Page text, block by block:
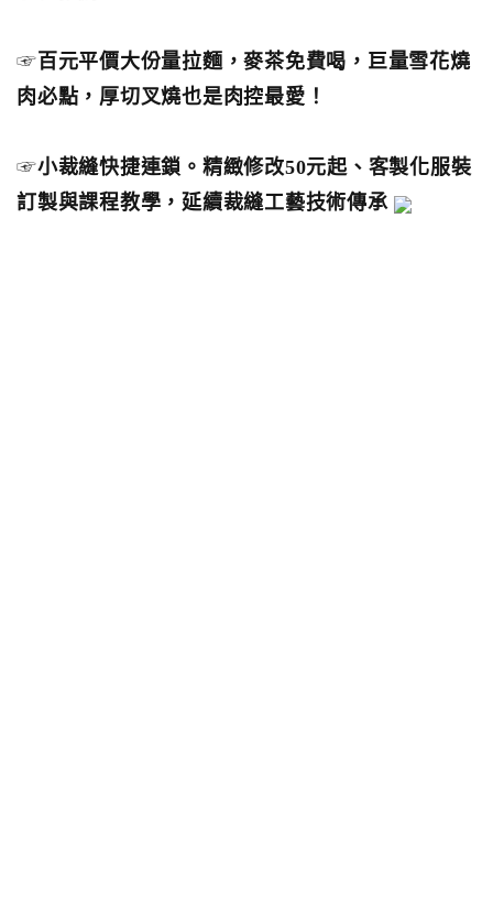
☞ 百元平價大份量拉麵，麥茶免費喝，巨量雪花燒
肉必點，厚切叉燒也是肉控最愛！
☞小裁縫快捷連鎖。精緻修改50元起、客製化服裝
訂製與課程教學，延續裁縫工藝技術傳承